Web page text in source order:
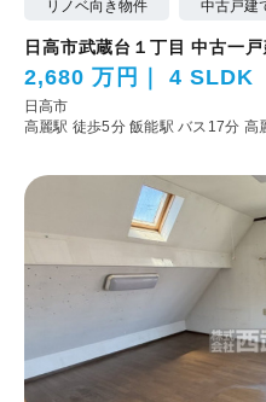
リノベ向き物件 中古戸建
日高市武蔵台１丁目 中古一戸
2,680 万円 4 SLDK
日高市
高麗駅 徒歩5分飯能駅 バス17分 高